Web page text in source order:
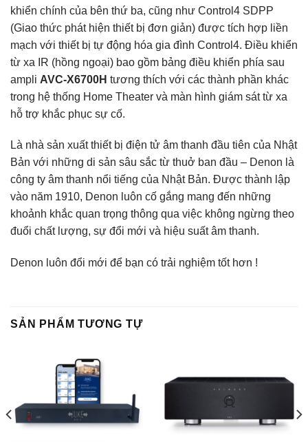
khiển chính của bên thứ ba, cũng như Control4 SDPP
(Giao thức phát hiện thiết bị đơn giản) được tích hợp liền
mạch với thiết bị tự động hóa gia đình Control4. Điều khiển
từ xa IR (hồng ngoại) bao gồm bảng điều khiển phía sau
ampli AVC-X6700H tương thích với các thành phần khác
trong hệ thống Home Theater và màn hình giám sát từ xa
hỗ trợ khắc phục sự cố.
Là nhà sản xuất thiết bị điện tử âm thanh đầu tiên của Nhật
Bản với những di sản sâu sắc từ thuở ban đầu – Denon là
công ty âm thanh nổi tiếng của Nhật Bản. Được thành lập
vào năm 1910, Denon luôn cố gắng mang đến những
khoảnh khắc quan trọng thông qua việc không ngừng theo
đuổi chất lượng, sự đổi mới và hiệu suất âm thanh.
Denon luôn đổi mới để bạn có trải nghiệm tốt hơn !
SẢN PHẨM TƯƠNG TỰ